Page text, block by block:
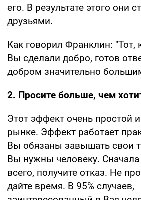
его. В результате этого они
друзьями.
Как говорил Франклин:
Вы сделали добро, готов
добром значительно
2. Просите больше, чем
Этот эффект очень простой
рынке. Эффект работает
Вы обязаны завышать свои
Вы нужны человеку.
всего, получите отказ. Не
дайте время. В 95% случаев,